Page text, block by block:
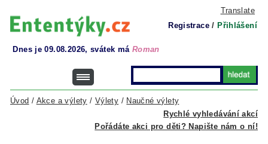
Translate
Registrace / Přihlášení
Dnes je 09.08.2026, svátek má Roman
Rychlé vyhledávání akcí
Úvod / Akce a výlety / Výlety / Naučné výlety
Pořádáte akci pro děti? Napište nám o ní!